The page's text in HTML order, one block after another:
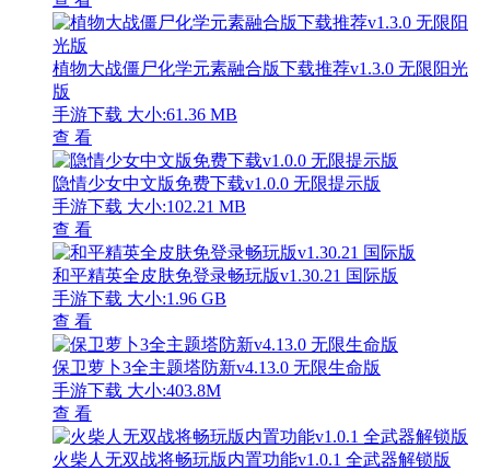
植物大战僵尸化学元素融合版下载推荐v1.3.0 无限阳光
版
手游下载 大小:61.36 MB
查 看
隐情少女中文版免费下载v1.0.0 无限提示版
手游下载 大小:102.21 MB
查 看
和平精英全皮肤免登录畅玩版v1.30.21 国际版
手游下载 大小:1.96 GB
查 看
保卫萝卜3全主题塔防新v4.13.0 无限生命版
手游下载 大小:403.8M
查 看
火柴人无双战将畅玩版内置功能v1.0.1 全武器解锁版